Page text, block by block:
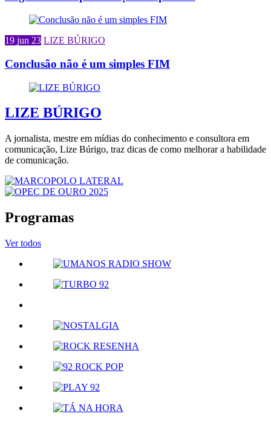
19 jun 23 LIZE BÚRIGO
Conclusão não é um simples FIM
LIZE BÚRIGO
A jornalista, mestre em mídias do conhecimento e consultora em
comunicação, Lize Búrigo, traz dicas de como melhorar a habilidade
de comunicação.
Programas
Ver todos